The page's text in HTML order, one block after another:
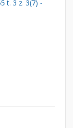
t. 3 z. 3(7) -